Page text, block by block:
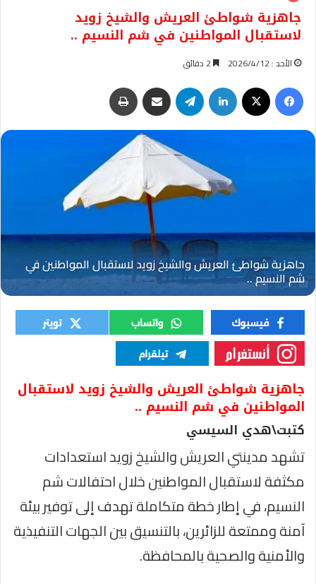
جاهزية شواطئ العريش والشيخ زويد
لاستقبال المواطنين في شم النسيم ..
الأحد : 2026/4/12
فيسبوك لينكدإن تيلقرام مشاركة عبر البريد
جاهزية
جاهزية شواطئ العريش والشيخ زويد لاستقبال
المواطنين في شم النسيم ..
كتبت\هدي السيسي
تشهد مدينتي العريش والشيخ زويد استعدادات
مكثفة لاستقبال المواطنين خلال احتفالات شم
النسيم، في إطار خطة متكاملة تهدف إلى توفير بيئة
آمنة وممتعة للزائرين، بالتنسيق بين الجهات التنفيذية
والأمنية والصحية بالمحافظة.